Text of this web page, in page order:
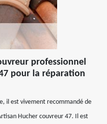
professionnel
pour la réparation
il est vivement recommandé de
Hucher couvreur 47. Il est